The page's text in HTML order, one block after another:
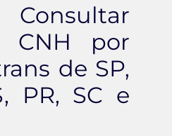
CNH por
de SP,
PR, SC e